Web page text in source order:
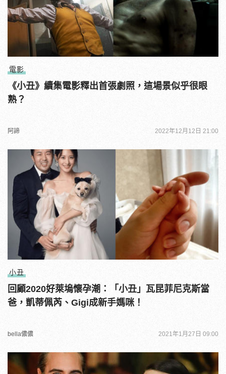
電影
《小丑》續集電影釋出首張劇照，這場景似乎很眼
熟？
阿諦 2022年12月12日 21:00
小丑
回顧2020好萊塢懷孕潮：「小丑」瓦昆菲尼克斯當
爸，凱蒂佩芮、Gigi成新手媽咪！
bella儂儂 2021年1月27日 09:00